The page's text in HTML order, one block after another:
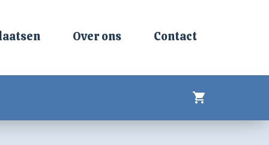
Over ons Contact
shopping_cart